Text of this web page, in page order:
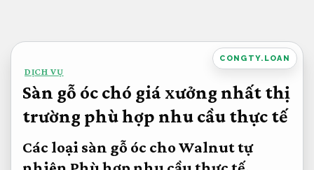
nội
dung
CONGTY.LOAN
DỊCH VỤ
Sàn gỗ óc chó giá xưởng nhất thị
trường phù hợp nhu cầu thực tế
Các loại sàn gỗ óc cho Walnut tự